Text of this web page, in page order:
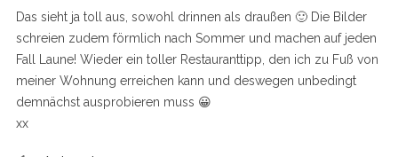
s
:
Das sieht ja toll aus, sowohl drinnen als draußen 🙂 Die Bilder
schreien zudem förmlich nach Sommer und machen auf jeden
Fall Laune! Wieder ein toller Restauranttipp, den ich zu Fuß von
meiner Wohnung erreichen kann und deswegen unbedingt
demnächst ausprobieren muss 😀
xx